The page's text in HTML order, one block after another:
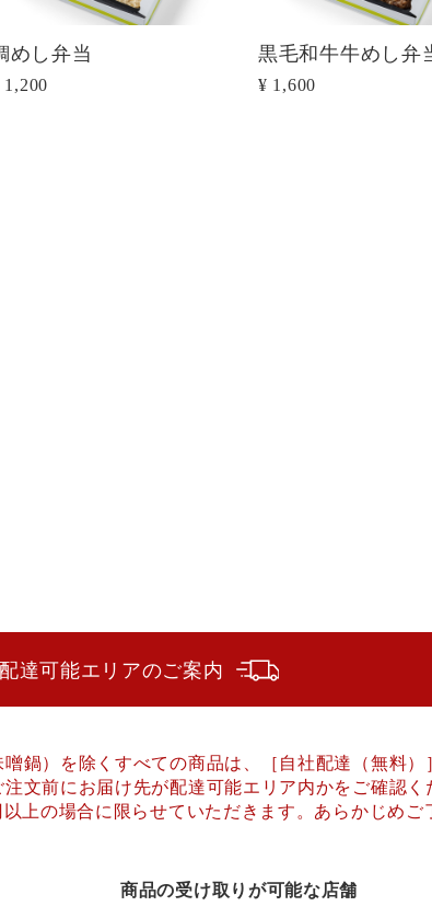
めし弁当
1,200
黒毛和牛牛めし弁
¥ 1,600
達可能エリアのご案内
鍋）を除くすべての商品は、［自社配達（無料）
文前にお届け先が配達可能エリア内かをご確認く
上の場合に限らせていただきます。あらかじめご
商品の受け取りが可能な店舗